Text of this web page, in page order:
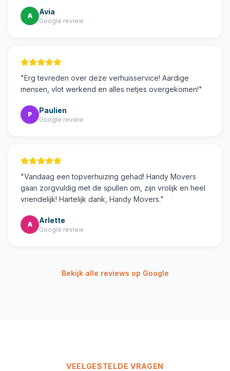
A Avia
Google review
"Erg tevreden over deze verhuisservice! Aardige
mensen, vlot werkend en alles netjes overgekomen!"
P Paulien
Google review
"Vandaag een topverhuizing gehad! Handy Movers
gaan zorgvuldig met de spullen om, zijn vrolijk en heel
vriendelijk! Hartelijk dank, Handy Movers."
A Arlette
Google review
Bekijk alle reviews op Google
VEELGESTELDE VRAGEN